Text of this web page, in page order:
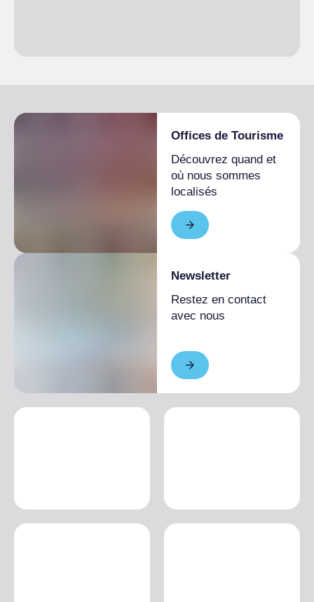
Offices de Tourisme
Découvrez quand et
où nous sommes
localisés
Newsletter
Restez en contact
avec nous